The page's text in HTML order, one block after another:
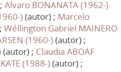
Alvaro BONANATA (1962-)
)(autor) ; Marcelo
Wéllington Gabriel MAINERO
(1960-)(autor) ;
(autor) ; Claudia ABOAF
(1988-)(autor) ;